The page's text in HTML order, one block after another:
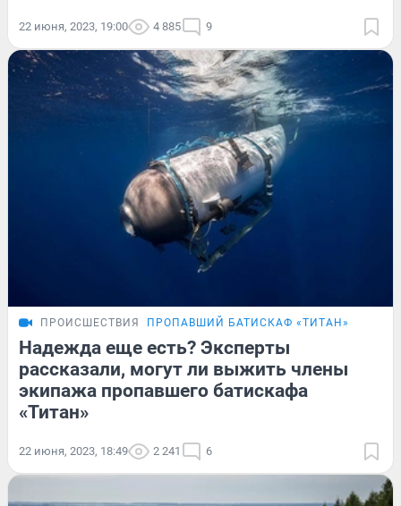
22 июня, 2023, 19:00 4 885 9
ПРОИСШЕСТВИЯ ПРОПАВШИЙ БАТИСКАФ «ТИТАН»
Надежда еще есть? Эксперты
рассказали, могут ли выжить члены
экипажа пропавшего батискафа
«Титан»
22 июня, 2023, 18:49 2 241 6